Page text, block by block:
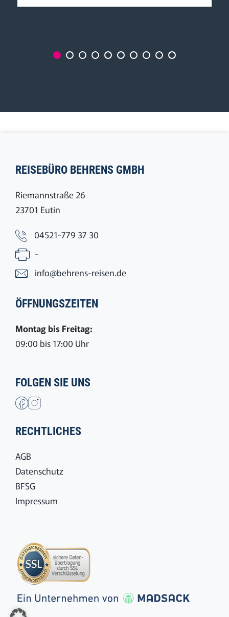
REISEBÜRO BEHRENS GMBH
Riemannstraße 26
23701 Eutin
04521-779 37 30
-
info@behrens-reisen.de
ÖFFNUNGSZEITEN
Montag bis Freitag:
09:00 bis 17:00 Uhr
FOLGEN SIE UNS
RECHTLICHES
AGB
Datenschutz
BFSG
Impressum